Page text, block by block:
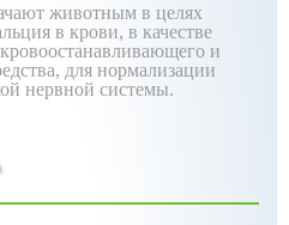
животным в целях
в крови, в качестве
и
для нормализации
нервной системы.